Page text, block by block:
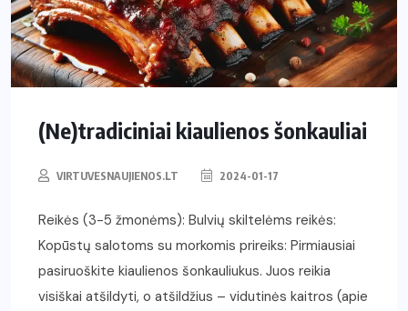
(Ne)tradiciniai kiaulienos šonkauliai
VIRTUVESNAUJIENOS.LT 2024-01-17
Reikės (3-5 žmonėms): Bulvių skiltelėms reikės:
Kopūstų salotoms su morkomis prireiks: Pirmiausiai
pasiruoškite kiaulienos šonkauliukus. Juos reikia
visiškai atšildyti, o atšildžius – vidutinės kaitros (apie